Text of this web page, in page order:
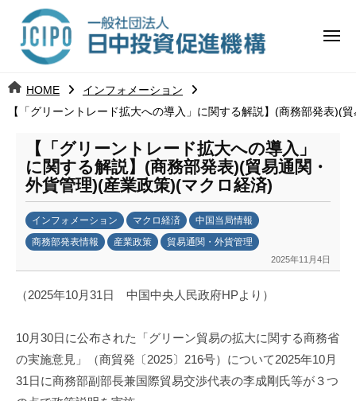
ツ 日
中
投
資
促
進
機
j
c
メ
HOME
インフォメーション
【「グリーントレード拡大への導入」に関する解説】(商務部発表)(
【「グリーントレード拡大への導入」
に関する解説】(商務部発表)(貿易通関・
外貨管理)(産業政策)(マクロ経済)
インフォメーション マクロ経済
中国当局情報
商務部発表情報
産業政策 貿易通関・外貨管理
2025年11月4日
日
投
資
促
進
（2025年10月31日 中国中央人民政府HPより）
10月30日に公布された「グリーン貿易の拡大に関する商務省
の実施意見」（商貿発〔2025〕216号）について2025年10月
31日に商務部副部長兼国際貿易交渉代表の李成剛氏等が３つ
日
中
資
進
機
構